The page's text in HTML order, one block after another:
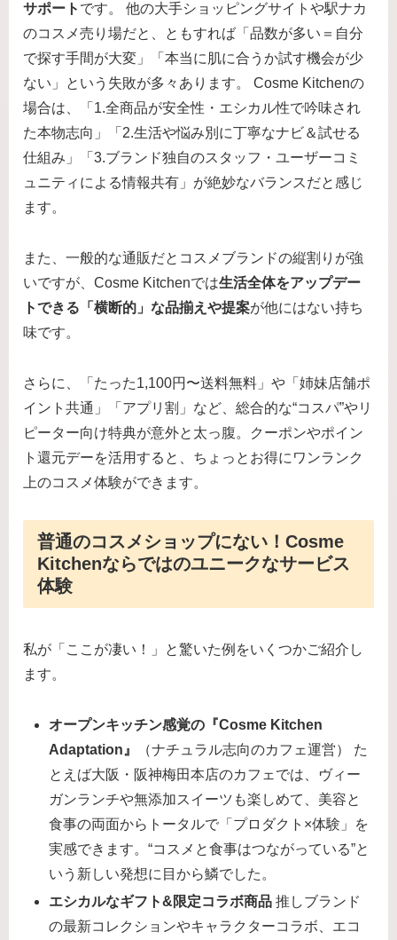
サポート です。 他の大手ショッピングサイトや駅ナカ
のコスメ売り場だと、ともすれば「品数が多い＝自分
で探す手間が大変」「本当に肌に合うか試す機会が少
ない」という失敗が多々あります。 Cosme Kitchenの
場合は、「1.全商品が安全性・エシカル性で吟味され
た本物志向」「2.生活や悩み別に丁寧なナビ＆試せる
仕組み」「3.ブランド独自のスタッフ・ユーザーコミ
ュニティによる情報共有」が絶妙なバランスだと感じ
ます。
また、一般的な通販だとコスメブランドの縦割りが強
いですが、Cosme Kitchenでは生活全体をアップデー
トできる「横断的」な品揃えや提案が他にはない持ち
味です。
さらに、「たった1,100円〜送料無料」や「姉妹店舗ポ
イント共通」「アプリ割」など、総合的な“コスパ”やリ
ピーター向け特典が意外と太っ腹。クーポンやポイン
ト還元デーを活用すると、ちょっとお得にワンランク
上のコスメ体験ができます。
普通のコスメショップにない！Cosme
Kitchenならではのユニークなサービス
体験
私が「ここが凄い！」と驚いた例をいくつかご紹介し
ます。
オープンキッチン感覚の『Cosme Kitchen
Adaptation』
（ナチュラル志向のカフェ運営） た
とえば大阪・阪神梅田本店のカフェでは、ヴィー
ガンランチや無添加スイーツも楽しめて、美容と
食事の両面からトータルで「プロダクト×体験」を
実感できます。“コスメと食事はつながっている”と
いう新しい発想に目から鱗でした。
エシカルなギフト&限定コラボ商品 推しブランド
の最新コレクションやキャラクターコラボ、エコ